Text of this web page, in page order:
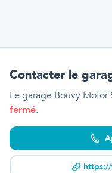
Contacter le
Le garage Bouvy Motor
fermé.